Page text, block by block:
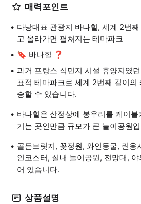
매력포인트
다낭대표 관광지 바나힐, 세계 2번
고 올라가면 펼쳐지는 테마파크
🔖 바나힐 ❓
과거 프랑스 식민지 시설 휴양지였
표적 테마파크로 세계 2번째 길이
승할 수 있습니다.
바나힐은 산정상에 봉우리를 케이
기는 곳인만큼 규모가 큰 놀이공원
골든브릿지, 꽃정원, 와인동굴, 린웅
인코스터, 실내 놀이공원, 전망대,
어 있습니다.
상품설명